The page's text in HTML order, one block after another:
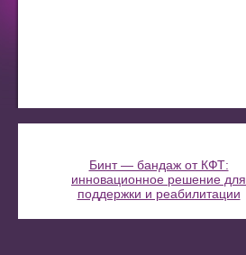
Бинт — бандаж от КФТ:
инновационное решение для
поддержки и реабилитации